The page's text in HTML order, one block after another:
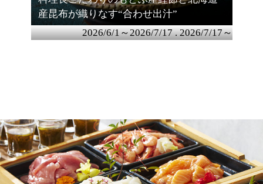
Home
産昆布が織りなす“合わせ出汁”
2026/6/1～2026/7/17 . 2026/7/17～